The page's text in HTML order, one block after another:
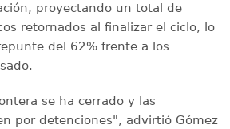
proyectando un total de
retornados al finalizar el ciclo, lo
del 62% frente a los
se ha cerrado y las
por detenciones", advirtió Gómez